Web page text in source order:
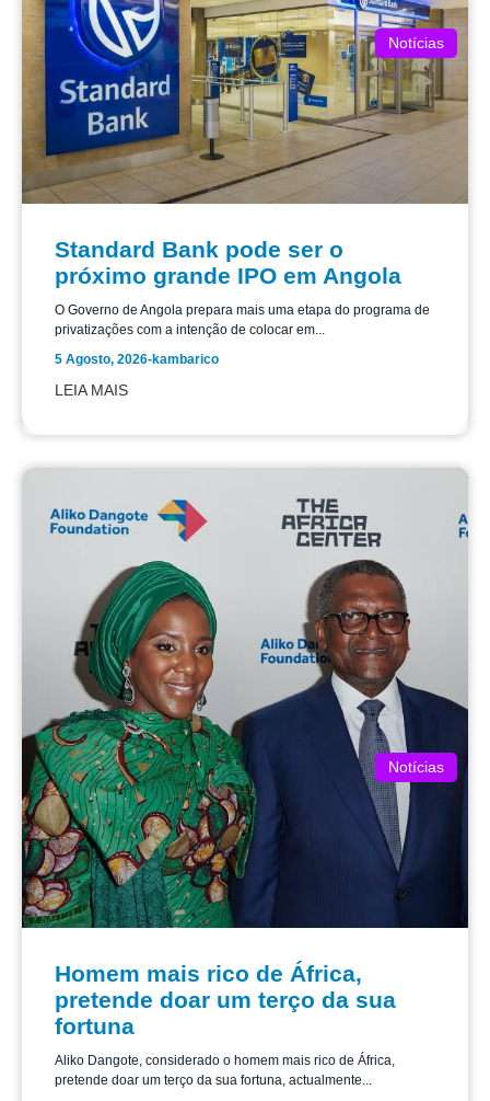
Notícias
Standard Bank pode ser o
próximo grande IPO em Angola
O Governo de Angola prepara mais uma etapa do programa de
privatizações com a intenção de colocar em...
5 Agosto, 2026-kambarico
LEIA MAIS
Notícias
Homem mais rico de África,
pretende doar um terço da sua
fortuna
Aliko Dangote, considerado o homem mais rico de África,
pretende doar um terço da sua fortuna, actualmente...